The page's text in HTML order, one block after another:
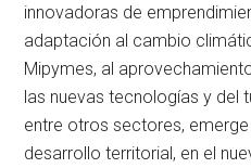
innovadoras de
adaptación al cambio
Mipymes, al
las nuevas tecnologías y del
entre otros sectores,
desarrollo territorial, en el